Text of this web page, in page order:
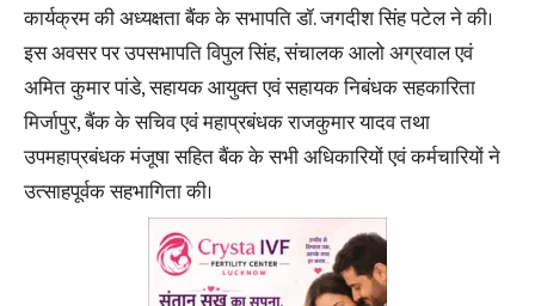
कार्यक्रम की अध्यक्षता बैंक के सभापति डॉ. जगदीश सिंह पटेल ने की।
इस अवसर पर उपसभापति विपुल सिंह, संचालक आलो अग्रवाल एवं
अमित कुमार पांडे, सहायक आयुक्त एवं सहायक निबंधक सहकारिता
मिर्जापुर, बैंक के सचिव एवं महाप्रबंधक राजकुमार यादव तथा
उपमहाप्रबंधक मंजूषा सहित बैंक के सभी अधिकारियों एवं कर्मचारियों ने
उत्साहपूर्वक सहभागिता की।